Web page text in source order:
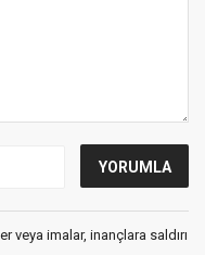
veya imalar, inançlara saldırı